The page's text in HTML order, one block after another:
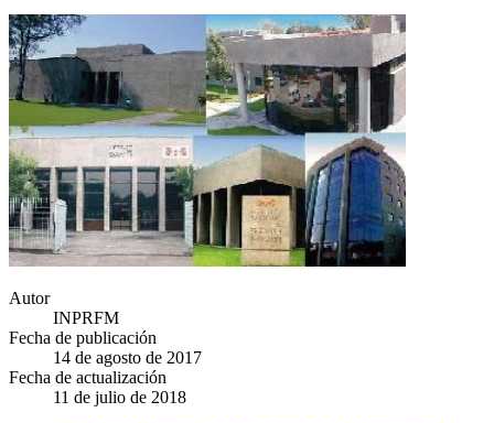
Autor
INPRFM
Fecha de publicación
14 de agosto de 2017
Fecha de actualización
11 de julio de 2018